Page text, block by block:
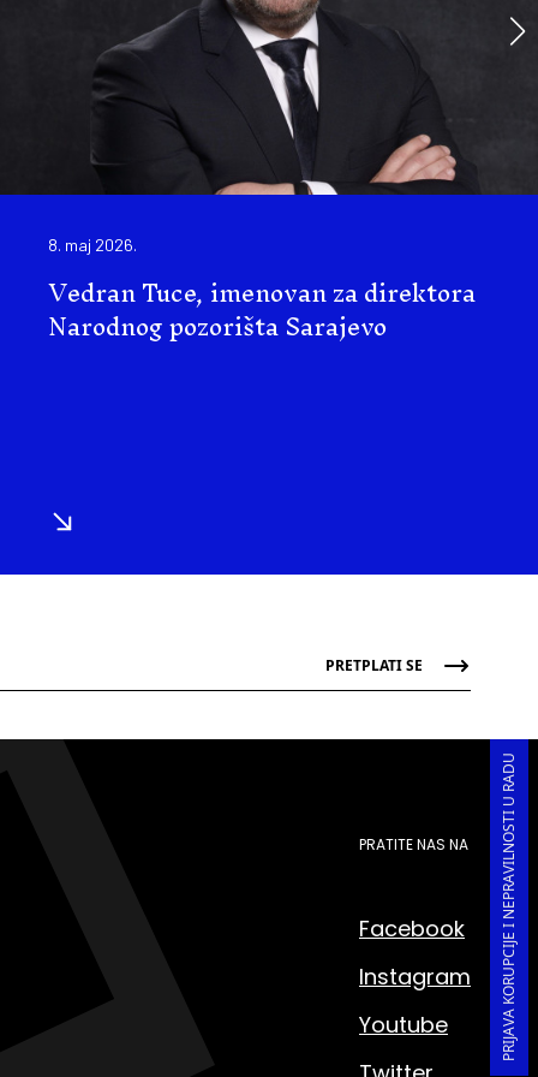
8. maj 2026.
Vedran Tuce, imenovan za direktora
Narodnog pozorišta Sarajevo
PRETPLATI SE
PRIJAVA KORUPCIJE I NEPRAVILNOSTI U RADU
PRATITE NAS NA
Facebook
Instagram
Youtube